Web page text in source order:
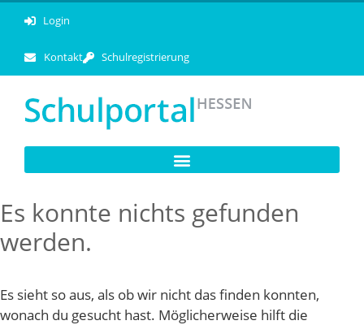
Login
Kontakt Schulregistrierung
Es konnte nichts gefunden
werden.
Es sieht so aus, als ob wir nicht das finden konnten,
wonach du gesucht hast. Möglicherweise hilft die